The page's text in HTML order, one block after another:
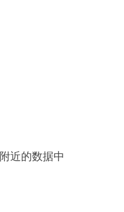
附近的数据中